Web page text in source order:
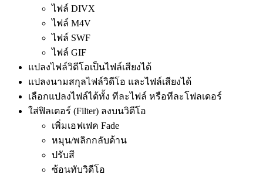
ไฟล์ DIVX
ไฟล์ M4V
ไฟล์ SWF
ไฟล์ GIF
แปลงไฟล์วิดีโอเป็นไฟล์เสียงได้
แปลงนามสกุลไฟล์วิดีโอ และไฟล์เสียงได้
เลือกแปลงไฟล์ได้ทั้ง ทีละไฟล์ หรือทีละโฟลเดอร์
ใส่ฟิลเตอร์ (Filter) ลงบนวิดีโอ
เพิ่มเอฟเฟค Fade
หมุน/พลิกกลับด้าน
ปรับสี
ซ้อนทับวิดีโอ